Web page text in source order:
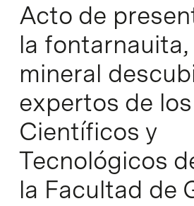
Acto de
la
mineral
expertos de
Científicos y
Tecnológicos
la Facultad de